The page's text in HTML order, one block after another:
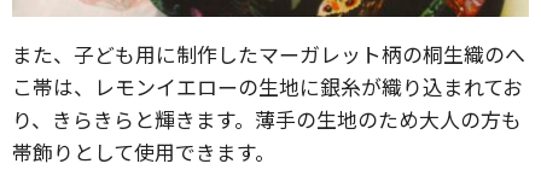
また、子ども用に制作したマーガレット柄の桐生織のへ
こ帯は、レモンイエローの生地に銀糸が織り込まれてお
り、きらきらと輝きます。薄手の生地のため大人の方も
帯飾りとして使用できます。